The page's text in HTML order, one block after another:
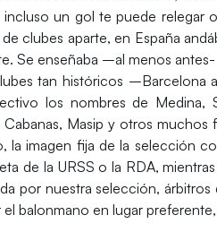
un gol te puede relegar
clubes aparte, en España
Se enseñaba –al menos
tan históricos –Barcelona
los nombres de Medina,
Masip y otros muchos
la imagen fija de la selección
de la URSS o la RDA,
por nuestra selección, árbitros
balonmano en lugar